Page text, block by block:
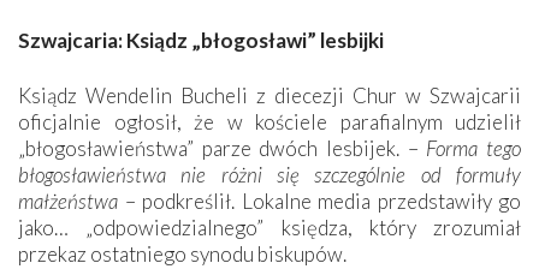
Szwajcaria: Ksiądz „błogosławi” lesbijki
Ksiądz Wendelin Bucheli z diecezji Chur w Szwajcarii
oficjalnie ogłosił, że w kościele parafialnym udzielił
„błogosławieństwa” parze dwóch lesbijek. – Forma tego
błogosławieństwa nie różni się szczególnie od formuły
małżeństwa – podkreślił. Lokalne media przedstawiły go
jako… „odpowiedzialnego” księdza, który zrozumiał
przekaz ostatniego synodu biskupów.